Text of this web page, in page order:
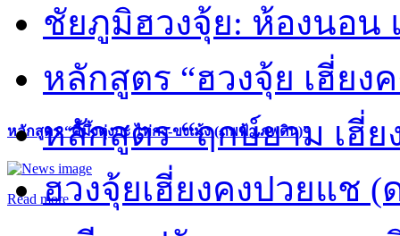
หลักสูตร “คี้มึ้งตุ่งกะ ไท่กง-ขงเม้ง (ภพฟ้า ภพดิน)”
Read more
ชัยภูมิฮวงจุ้ย: ห้องนอน
หลักสูตร “ฮวงจุ้ย เฮี่ยง
หลักสูตร “ฤกษ์ยาม เฮี่ย
ฮวงจุ้ยเฮี่ยงคงปวยแช (